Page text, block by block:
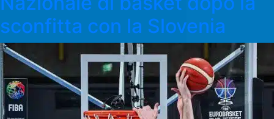
sconfitta con la Slovenia